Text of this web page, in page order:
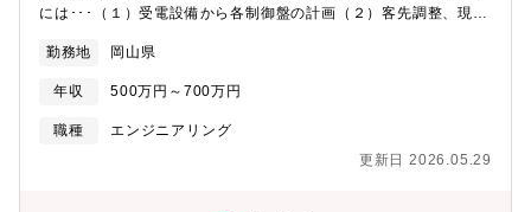
には･･･（１）受電設備から各制御盤の計画（２）客先調整、現場
修繕【募集背景】事業拡大に伴う人材の強化・増員が急務です。
中期経営計画に沿って、2021年に96トンで42億円の新設案件を
受注。また、2022年には80億円の新設案件を受注。今後も継続的
に事業を進めるために、更なる専門技術を追及するための人材確
勤務地 岡山県
年収 500万円～700万円
職種
エンジニアリング
更新日 2026.05.29